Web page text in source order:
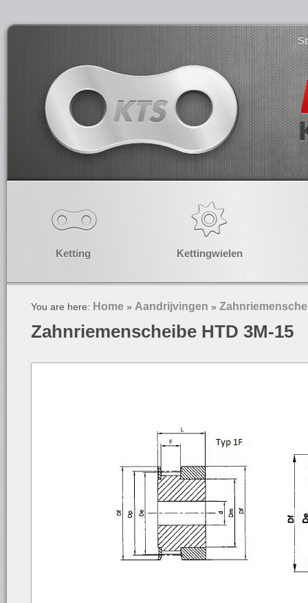
Ketting Kettingwielen
You are here: Home » Aandrijvingen »
Zahnriemenscheibe HTD 3M-15